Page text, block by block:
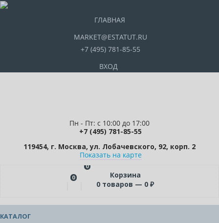
ГЛАВНАЯ
MARKET@ESTATUT.RU
+7 (495) 781-85-55
ВХОД
Пн - Пт: с 10:00 до 17:00
+7 (495) 781-85-55
119454, г. Москва, ул. Лобачевского, 92, корп. 2
Показать на карте
0
0
Корзина
0 товаров — 0 ₽
КАТАЛОГ